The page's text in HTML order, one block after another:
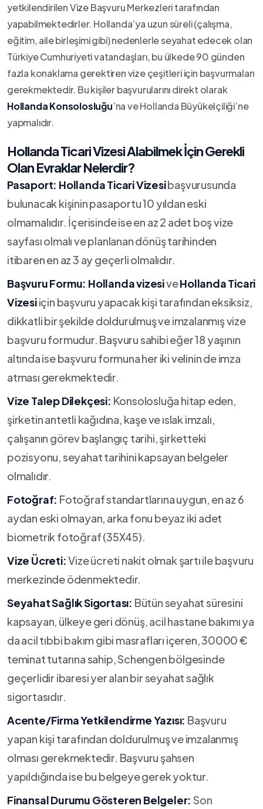
yetkilendirilen Vize Başvuru Merkezleri tarafından
yapabilmektedirler. Hollanda’ya uzun süreli (çalışma,
eğitim, aile birleşimi gibi) nedenlerle seyahat edecek olan
Türkiye Cumhuriyeti vatandaşları, bu ülkede 90 günden
fazla konaklama gerektiren vize çeşitleri için başvurmaları
gerekmektedir. Bu kişiler başvurularını direkt olarak
Hollanda Konsolosluğu’na ve Hollanda Büyükelçiliği’ne
yapmalıdır.
Hollanda Ticari Vizesi Alabilmek İçin Gerekli
Olan Evraklar Nelerdir?
Pasaport: Hollanda Ticari Vizesibaşvurusunda
bulunacak kişinin pasaportu 10 yıldan eski
olmamalıdır. İçerisinde ise en az 2 adet boş vize
sayfası olmalı ve planlanan dönüş tarihinden
itibaren en az 3 ay geçerli olmalıdır.
Başvuru Formu: Hollanda vizesiveHollanda Ticari
Vizesiiçin başvuru yapacak kişi tarafından eksiksiz,
dikkatli bir şekilde doldurulmuş ve imzalanmış vize
başvuru formudur. Başvuru sahibi eğer 18 yaşının
altında ise başvuru formuna her iki velinin de imza
atması gerekmektedir.
Vize Talep Dilekçesi: Konsolosluğa hitap eden,
şirketin antetli kağıdına, kaşe ve ıslak imzalı,
çalışanın görev başlangıç tarihi, şirketteki
pozisyonu, seyahat tarihini kapsayan belgeler
olmalıdır.
Fotoğraf: Fotoğraf standartlarına uygun, en az 6
aydan eski olmayan, arka fonu beyaz iki adet
biometrik fotoğraf (35X45).
Vize Ücreti:Vize ücreti nakit olmak şartı ile başvuru
merkezinde ödenmektedir.
Seyahat Sağlık Sigortası: Bütün seyahat süresini
kapsayan, ülkeye geri dönüş, acil hastane bakımı ya
da acil tıbbi bakım gibi masrafları içeren, 30000 €
teminat tutarına sahip, Schengen bölgesinde
geçerlidir ibaresi yer alan bir seyahat sağlık
sigortasıdır.
Acente/Firma Yetkilendirme Yazısı: Başvuru
yapan kişi tarafından doldurulmuş ve imzalanmış
olması gerekmektedir. Başvuru şahsen
yapıldığında ise bu belgeye gerek yoktur.
Finansal Durumu Gösteren Belgeler: Son